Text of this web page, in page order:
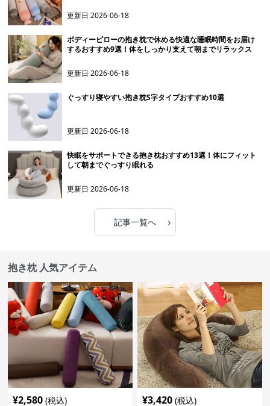
更新日2026-06-18
ボディーピローの抱き枕で休める快適な睡眠時間をお届け
するおすすめ9選！体をしっかり支えて朝までリラックス
更新日2026-06-18
ぐっすり寝やすい抱き枕S字タイプおすすめ10選
更新日2026-06-18
快眠をサポートできる抱き枕おすすめ13選！体にフィット
して朝までぐっすり眠れる
更新日2026-06-18
記事一覧へ ›
抱き枕 人気アイテム
¥2,580 (税込) ¥3,420 (税込)